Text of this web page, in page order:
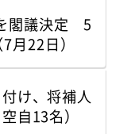
閣議決定 5
月22日）
け、将補人
自13名）